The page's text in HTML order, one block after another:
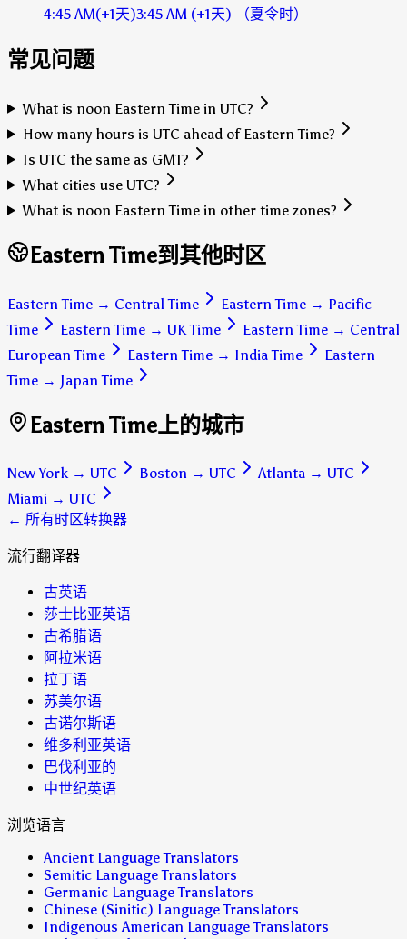
4:45 AM(+1天)3:45 AM (+1天) （夏令时）
常见问题
What is noon Eastern Time in UTC?
How many hours is UTC ahead of Eastern Time?
Is UTC the same as GMT?
What cities use UTC?
What is noon Eastern Time in other time zones?
Eastern Time到其他时区
Eastern Time → Central Time Eastern Time → Pacific
Time
Eastern Time → UK Time Eastern Time → Central
European Time
Eastern Time → India Time
Eastern
Time → Japan Time
Eastern Time上的城市
New York→ UTC Boston → UTC Atlanta → UTC
Miami → UTC
← 所有时区转换器
流行翻译器
古英语
莎士比亚英语
古希腊语
阿拉米语
拉丁语
苏美尔语
古诺尔斯语
维多利亚英语
巴伐利亚的
中世纪英语
浏览语言
Ancient Language Translators
Semitic Language Translators
Germanic Language Translators
Chinese (Sinitic) Language Translators
Indigenous American Language Translators